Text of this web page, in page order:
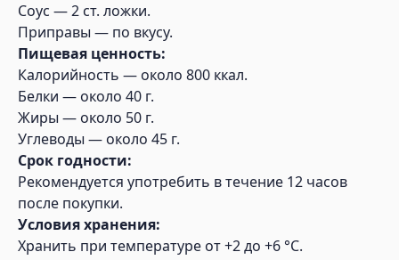
Соус — 2 ст. ложки.
Приправы — по вкусу.
Пищевая ценность:
Калорийность — около 800 ккал.
Белки — около 40 г.
Жиры — около 50 г.
Углеводы — около 45 г.
Срок годности:
Рекомендуется употребить в течение 12 часов
после покупки.
Условия хранения:
Хранить при температуре от +2 до +6 °C.